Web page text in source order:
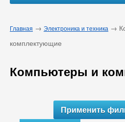
Главная → Электроника и техника →
комплектующие
Компьютеры и